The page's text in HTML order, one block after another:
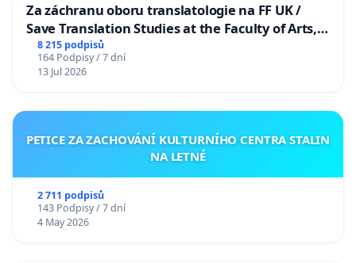
Za záchranu oboru translatologie na FF UK /
Save Translation Studies at the Faculty of Arts,
Charles University
8 215 podpisů
164 Podpisy / 7 dní
13 Jul 2026
PETICE ZA ZACHOVÁNÍ KULTURNÍHO CENTRA STALIN
NA LETNÉ
2 711 podpisů
143 Podpisy / 7 dní
4 May 2026